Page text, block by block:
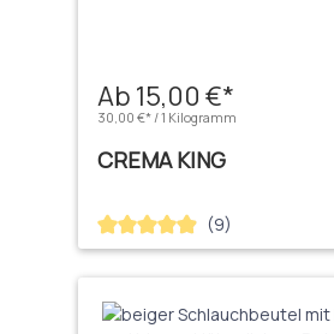
Ab 15,00 €*
30,00 €* / 1 Kilogramm
CREMA KING
Durchschnittliche Bewertung
(9)